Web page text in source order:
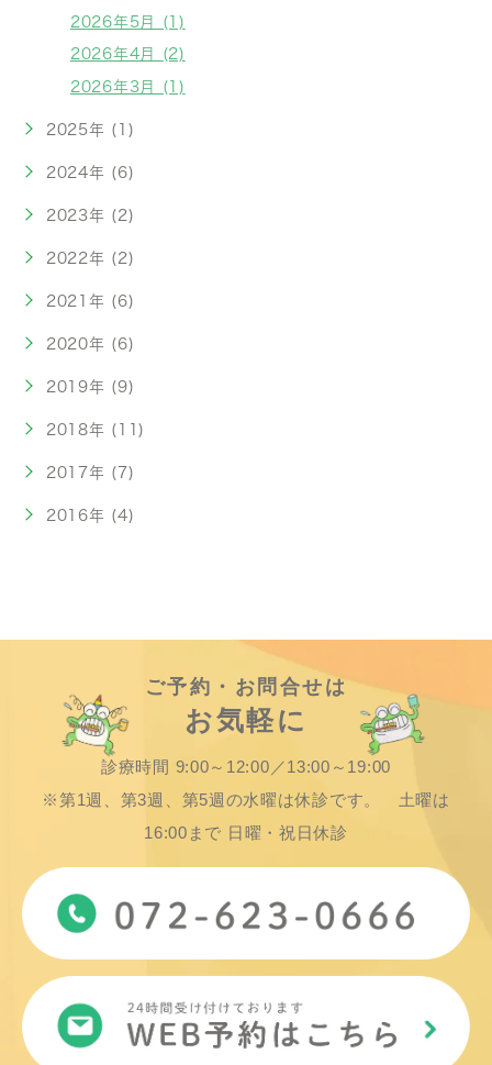
2026年5月 (1)
2026年4月 (2)
2026年3月 (1)
2025年 (1)
2024年 (6)
2023年 (2)
2022年 (2)
2021年 (6)
2020年 (6)
2019年 (9)
2018年 (11)
2017年 (7)
2016年 (4)
ご予約・お問合せは
お気軽に
診療時間 9:00～12:00／13:00～19:00
※第1週、第3週、第5週の水曜は休診です。 土曜は
16:00まで 日曜・祝日休診